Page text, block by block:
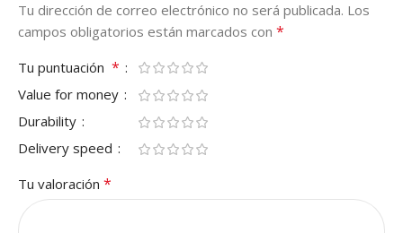
Tu dirección de correo electrónico no será publicada. Los
campos obligatorios están marcados con *
Tu puntuación *
Value for money
Durability
Delivery speed
Tu valoración *